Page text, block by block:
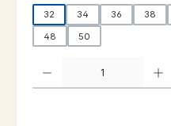
32 34 36 38
48
50